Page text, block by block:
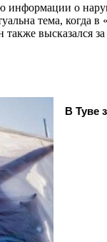
о
тема,
высказался
В Туве